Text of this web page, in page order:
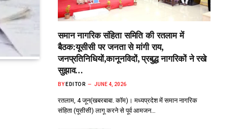
समान नागरिक संहिता समिति की रतलाम में
बैठक:यूसीसी पर जनता से मांगी राय,
जनप्रतिनिधियों,कानूनविदों, प्रबुद्ध नागरिकों ने रखे
सुझाव…
BY EDITOR JUNE 4, 2026
रतलाम, 4 जून(खबरबाबा. कॉम)। मध्यप्रदेश में समान नागरिक
संहिता (यूसीसी) लागू करने से पूर्व आमजन…